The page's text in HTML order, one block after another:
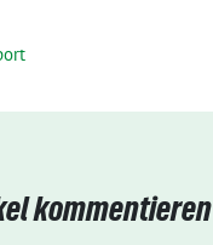
kommentieren